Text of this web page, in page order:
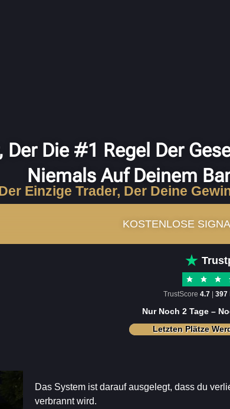
Der Die #1 Regel Der
Niemals Auf Deinem
Einzige Trader, Der Deine
KOSTENLOSE
TrustScore 4.7| 397
Nur Noch 2 Tage –
Letzten Plätze
Das System ist darauf ausgelegt, dass du
verbrannt wird.